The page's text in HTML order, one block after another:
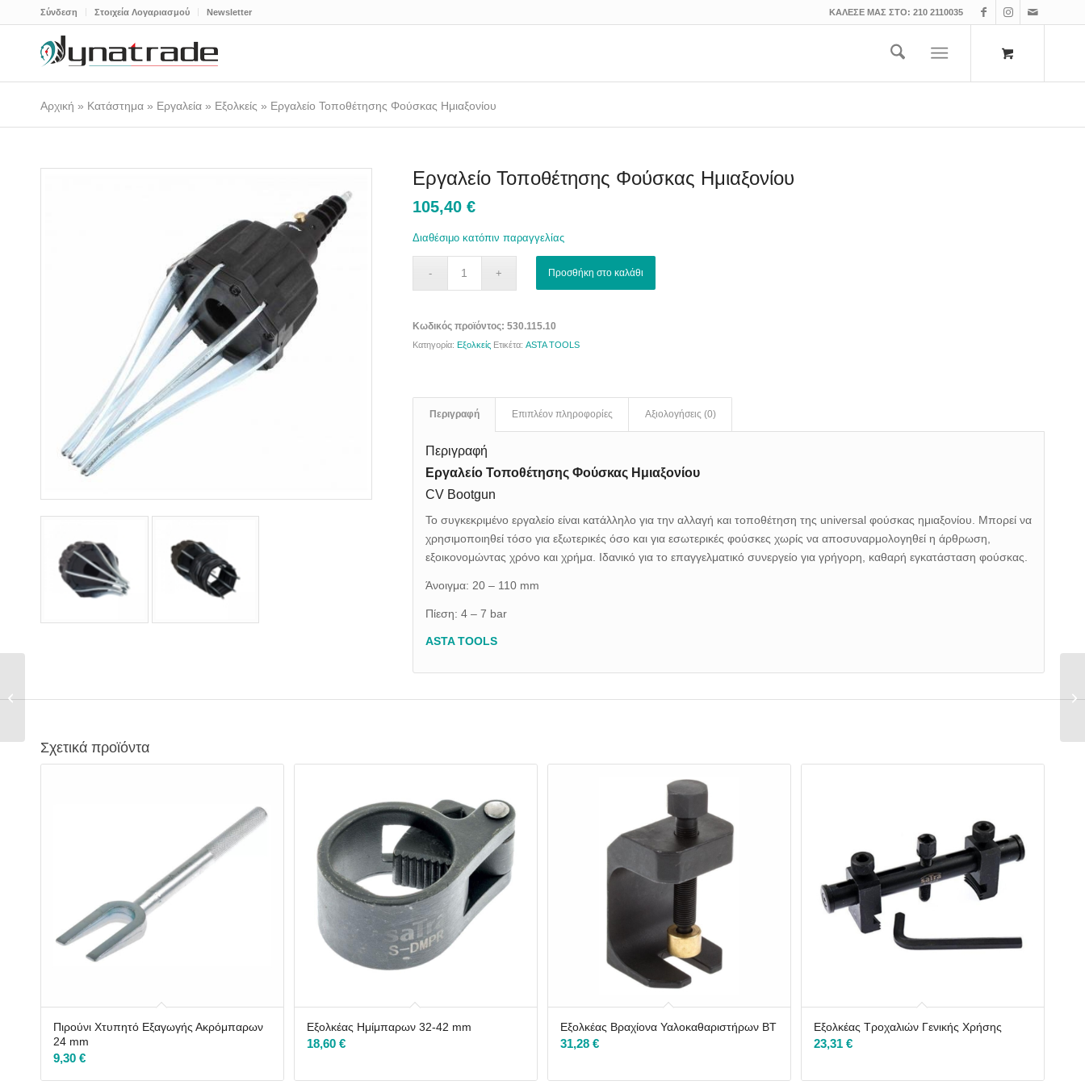
Σύνδεση Στοιχεία Λογαριασμού Newsletter ΚΑΛΕΣΕ ΜΑΣ ΣΤΟ: 210 2110035
Αρχική » Κατάστημα » Εργαλεία » Εξολκείς » Εργαλείο Τοποθέτησης Φούσκας Ημιαξονίου
Εργαλείο Τοποθέτησης Φούσκας Ημιαξονίου
105,40 €
Διαθέσιμο κατόπιν παραγγελίας
Προσθήκη στο καλάθι
Κωδικός προϊόντος: 530.115.10
Κατηγορία: Εξολκείς Ετικέτα: ASTA TOOLS
Περιγραφή Επιπλέον πληροφορίες Αξιολογήσεις (0)
Περιγραφή
Εργαλείο Τοποθέτησης Φούσκας Ημιαξονίου
CV Bootgun
Το συγκεκριμένο εργαλείο είναι κατάλληλο για την αλλαγή και τοποθέτηση της universal φούσκας ημιαξονίου. Μπορεί να
χρησιμοποιηθεί τόσο για εξωτερικές όσο και για εσωτερικές φούσκες χωρίς να αποσυναρμολογηθεί η άρθρωση,
εξοικονομώντας χρόνο και χρήμα. Ιδανικό για το επαγγελματικό συνεργείο για γρήγορη, καθαρή εγκατάσταση φούσκας.
Άνοιγμα: 20 – 110 mm
Πίεση: 4 – 7 bar
ASTA TOOLS
Σχετικά προϊόντα
Πιρούνι Χτυπητό Εξαγωγής Ακρόμπαρων
24 mm
9,30 €
Εξολκέας Ημίμπαρων 32-42 mm
18,60€
Εξολκέας Βραχίονα Υαλοκαθαριστήρων ΒΤ
31,28€
Εξολκέας Τροχαλιών Γενικής Χρήσης
23,31€